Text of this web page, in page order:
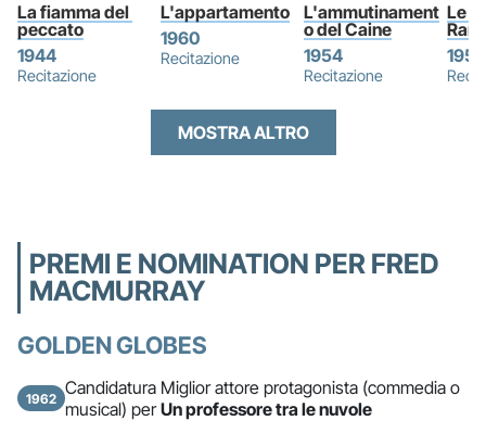
La fiamma del
peccato
1944
Recitazione
L'appartamento
1960
Recitazione
L'ammutinament
o del Caine
1954
Recitazione
Le
1955
MOSTRA ALTRO
PREMI E NOMINATION PER FRED
MACMURRAY
GOLDEN GLOBES
1962 Candidatura Miglior attore protagonista (commedia o
musical) perUn professore tra le nuvole